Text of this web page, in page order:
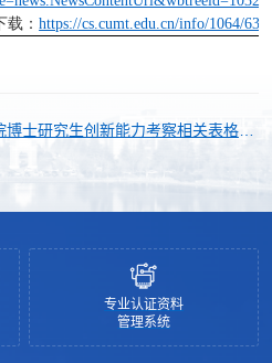
载：https://cs.cumt.edu.cn/info/1064/
士研究生创新能力考察相关表格下
专业认证资料
管理系统